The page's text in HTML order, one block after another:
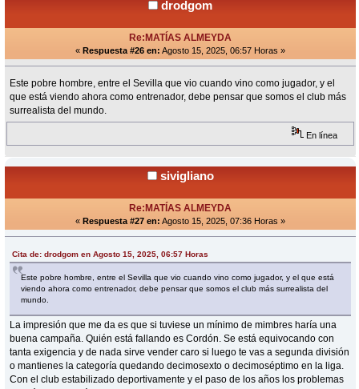
drodgom
Re:MATÍAS ALMEYDA
« Respuesta #26 en: Agosto 15, 2025, 06:57 Horas »
Este pobre hombre, entre el Sevilla que vio cuando vino como jugador, y el
que está viendo ahora como entrenador, debe pensar que somos el club más
surrealista del mundo.
En línea
sivigliano
Re:MATÍAS ALMEYDA
« Respuesta #27 en: Agosto 15, 2025, 07:36 Horas »
Cita de: drodgom en Agosto 15, 2025, 06:57 Horas
Este pobre hombre, entre el Sevilla que vio cuando vino como jugador, y el que está
viendo ahora como entrenador, debe pensar que somos el club más surrealista del
mundo.
La impresión que me da es que si tuviese un mínimo de mimbres haría una
buena campaña. Quién está fallando es Cordón. Se está equivocando con
tanta exigencia y de nada sirve vender caro si luego te vas a segunda división
o mantienes la categoría quedando decimosexto o decimoséptimo en la liga.
Con el club estabilizado deportivamente y el paso de los años los problemas